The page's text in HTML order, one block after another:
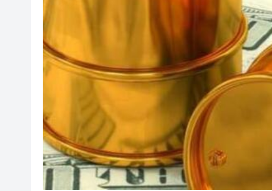
50餘位頂尖專家共話時代命題
海南澄邁文儒煥新升級 五組數
梁振英率港區全國政協委員考察
2025年海南儋州以舊換新帶動消
山東26戶省屬國企去年合計營收
瀋陽鐵西校園閱讀活動解鎖閱讀